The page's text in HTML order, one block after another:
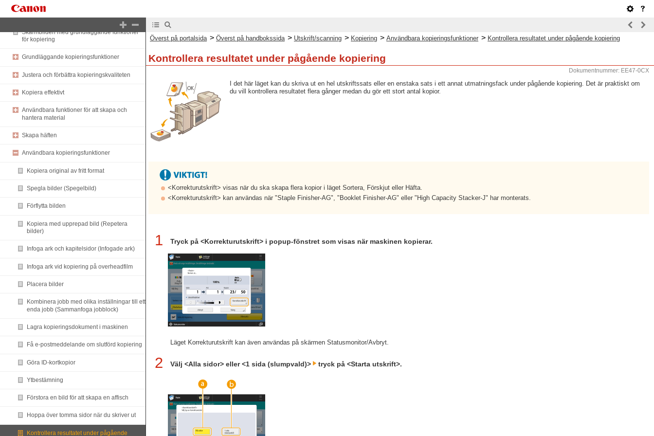
Kopiering
Skärmbilden med grundläggande funktioner
för kopiering
Grundläggande kopieringsfunktioner
Justera och förbättra kopieringskvaliteten
Kopiera effektivt
Användbara funktioner för att skapa och
hantera material
Skapa häften
Användbara kopieringsfunktioner
Kopiera original av fritt format
Spegla bilder (Spegelbild)
Förflytta bilden
Kopiera med upprepad bild (Repetera
bilder)
Infoga ark och kapitelsidor (Infogade ark)
Infoga ark vid kopiering på overheadfilm
Placera bilder
Kombinera jobb med olika inställningar till ett
enda jobb (Sammanfoga jobblock)
Lagra kopieringsdokument i maskinen
Få e-postmeddelande om slutförd kopiering
Göra ID-kortkopior
Ytbestämning
Förstora en bild för att skapa en affisch
Hoppa över tomma sidor när du skriver ut
Kontrollera resultatet under pågående
Överst på portalsida > Överst på handbokssida > Utskrift/scanning > Kopiering > Användbara kopieringsfunktioner > Kontrollera resultatet under pågående kopiering
Kontrollera resultatet under pågående kopiering
Dokumentnummer: EE47-0CX
I det här läget kan du skriva ut en hel utskriftssats eller en enstaka sats i ett annat utmatningsfack under pågående kopiering. Det är praktiskt om
du vill kontrollera resultatet flera gånger medan du gör ett stort antal kopior.
<Korrekturutskrift> visas när du ska skapa flera kopior i läget Sortera, Förskjut eller Häfta.
<Korrekturutskrift> kan användas när "Staple Finisher-AG", "Booklet Finisher-AG" eller "High Capacity Stacker-J" har monterats.
1 Tryck på <Korrekturutskrift> i popup-fönstret som visas när maskinen kopierar.
Läget Korrekturutskrift kan även användas på skärmen Statusmonitor/Avbryt.
2 Välj <Alla sidor> eller <1 sida (slumpvald)> tryck på <Starta utskrift>.